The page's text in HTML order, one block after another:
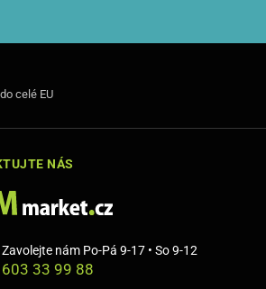
celé EU
NÁS
Zavolejte nám Po-Pá 9-17 • So 9-12
603 33 99 88